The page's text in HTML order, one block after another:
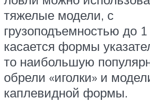
тяжелые модели, с
грузоподъемностью до 1
касается формы
то наибольшую
обрели «иголки» и
каплевидной формы.